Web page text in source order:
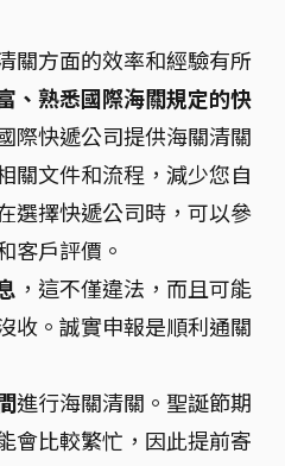
關方面的效率和經驗有所
、熟悉國際海關規定的快
際快遞公司提供海關清關
關文件和流程，減少您自
選擇快遞公司時，可以參
客戶評價。
，這不僅違法，而且可能
收。誠實申報是順利通關
進行海關清關。聖誕節期
會比較繁忙，因此提前寄